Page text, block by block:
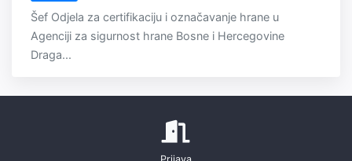
Šef Odjela za certifikaciju i označavanje hrane u
Agenciji za sigurnost hrane Bosne i Hercegovine
Draga...